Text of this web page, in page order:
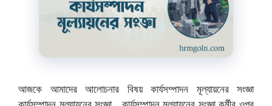
আজকে আমাদের আলোচনার বিষয় কার্যসম্পাদন মূল্যায়নের সংজ্ঞা